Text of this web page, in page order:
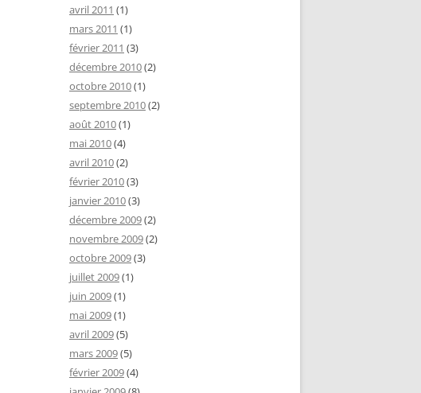
avril 2011 (1)
mars 2011 (1)
février 2011 (3)
décembre 2010(2)
octobre 2010(1)
septembre 2010(2)
août 2010(1)
mai 2010(4)
avril 2010(2)
février 2010(3)
janvier 2010(3)
décembre 2009(2)
novembre 2009(2)
octobre 2009(3)
juillet 2009(1)
juin 2009(1)
mai 2009(1)
avril 2009(5)
mars 2009(5)
février 2009(4)